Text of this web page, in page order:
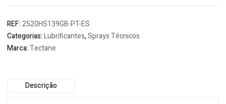
REF:2520HS139GB-PT-ES
Categorias:Lubrificantes,Sprays Técnicos
Marca:Tectane
Descrição